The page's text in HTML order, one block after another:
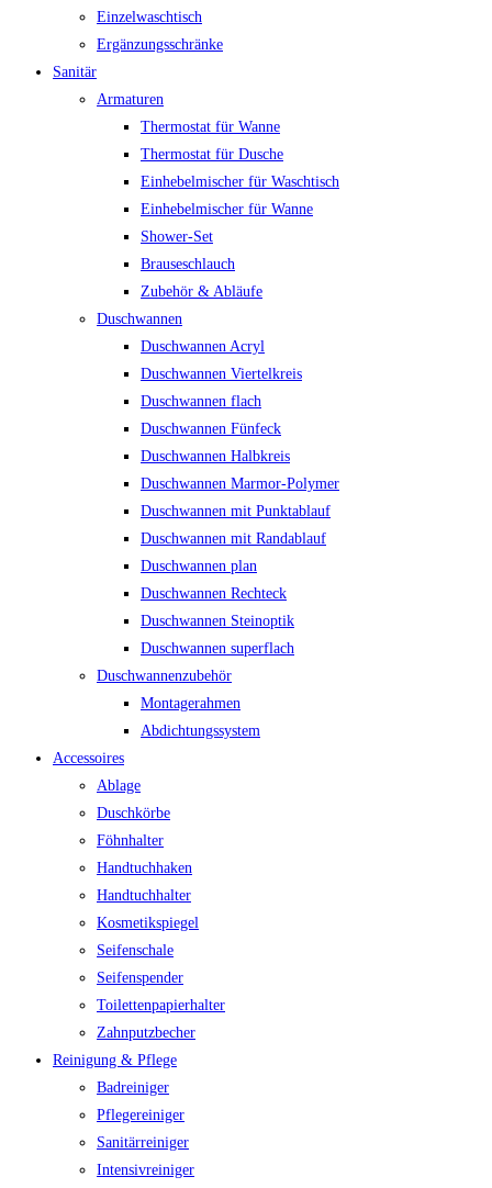
Einzelwaschtisch
Ergänzungsschränke
Sanitär
Armaturen
Thermostat für Wanne
Thermostat für Dusche
Einhebelmischer für Waschtisch
Einhebelmischer für Wanne
Shower-Set
Brauseschlauch
Zubehör & Abläufe
Duschwannen
Duschwannen Acryl
Duschwannen Viertelkreis
Duschwannen flach
Duschwannen Fünfeck
Duschwannen Halbkreis
Duschwannen Marmor-Polymer
Duschwannen mit Punktablauf
Duschwannen mit Randablauf
Duschwannen plan
Duschwannen Rechteck
Duschwannen Steinoptik
Duschwannen superflach
Duschwannenzubehör
Montagerahmen
Abdichtungssystem
Accessoires
Ablage
Duschkörbe
Föhnhalter
Handtuchhaken
Handtuchhalter
Kosmetikspiegel
Seifenschale
Seifenspender
Toilettenpapierhalter
Zahnputzbecher
Reinigung & Pflege
Badreiniger
Pflegereiniger
Sanitärreiniger
Intensivreiniger